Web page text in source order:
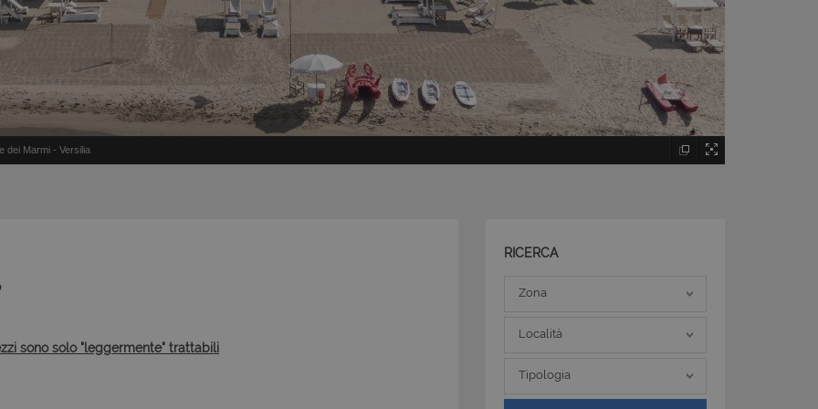
dei Marmi - Versilia
sono solo "leggermente" trattabili
RICERCA
ZonaZona
Località
Località
Tipologia
Tipologia